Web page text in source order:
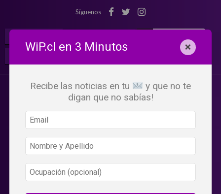
Síguenos
WiP.cl en 3 Minutos ×
Recibe las noticias en tu
y que no te
digan que no sabías!